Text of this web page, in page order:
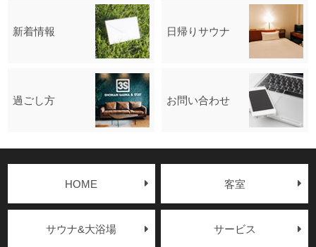
新着情報 日帰りサウナ
過ごし方 お問い合わせ
HOME 客室
サウナ&大浴場 サービス